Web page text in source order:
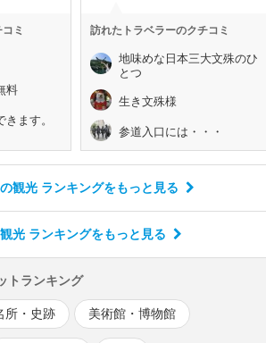
ミ
料
ます。
訪れたトラベラーのクチコミ
地味めな日本三大文殊のひ
とつ
生き文殊様
参道入口には・・・
観光 ランキングをもっと見る
光 ランキングをもっと見る
トランキング
所・史跡 美術館・博物館